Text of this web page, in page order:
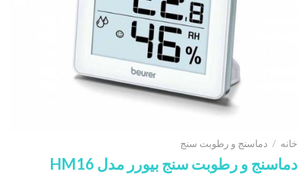
خانه / دماسنج و رطوبت سنج
دماسنج و رطوبت سنج بیورر مدل HM16